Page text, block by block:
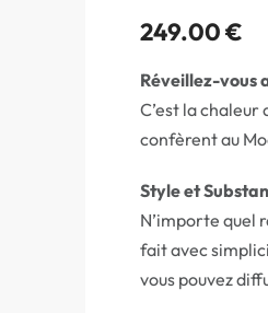
249.00€
Réveillez-vous
C’est la chaleur
confèrent au
Style et
N’importe quel
fait avec
vous pouvez